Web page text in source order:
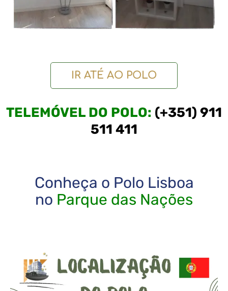
IR ATÉ AO POLO
TELEMÓVEL DO POLO: (+351) 911
511 411
Conheça o Polo Lisboa
no Parque das Nações